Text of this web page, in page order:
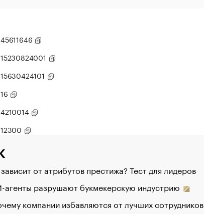
45611646
15230824001
15630424101
16
4210014
12300
от атрибутов престижа? Тест для лидеров
разрушают букмекерскую индустрию
компании избавляются от лучших сотрудников